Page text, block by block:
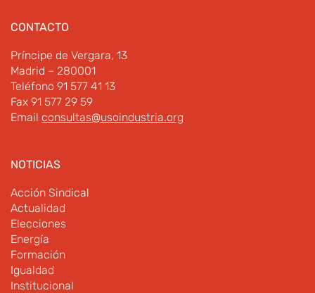
CONTACTO
Príncipe de Vergara, 13
Madrid – 280001
Teléfono 91 577 41 13
Fax 91 577 29 59
Email consultas@usoindustria.org
NOTICIAS
Acción Sindical
Actualidad
Elecciones
Energía
Formación
Igualdad
Institucional